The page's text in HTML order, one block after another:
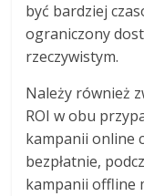
być bardziej
ograniczony
rzeczywistym.
Należy również
ROI w obu
kampanii online
bezpłatnie,
kampanii offline